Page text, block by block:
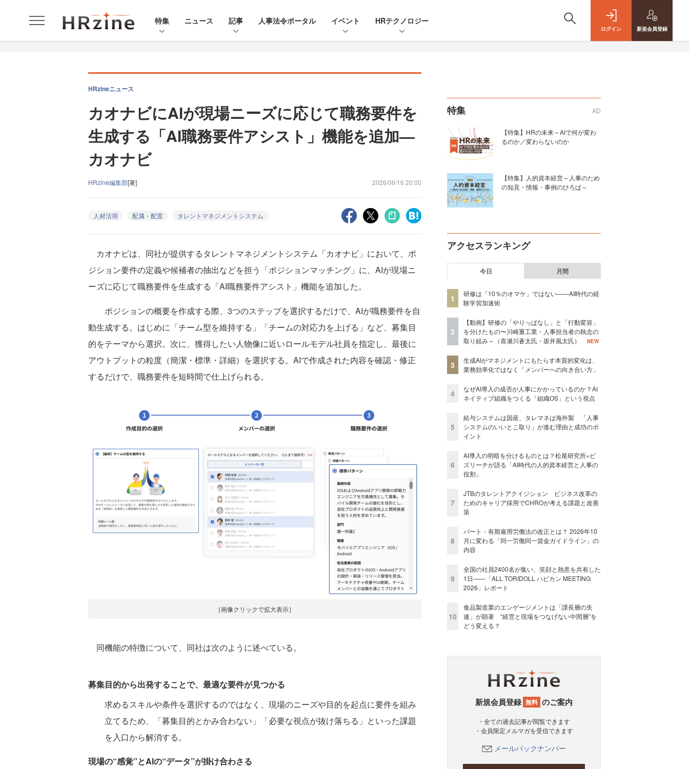
特集 ニュース 記事 人事法令ポータル イベント HRテクノロジー
ログイン 新規会員登録
HRzineニュース
カオナビにAIが現場ニーズに応じて職務要件を
生成する「AI職務要件アシスト」機能を追加—
カオナビ
HRzine編集部[著] 2026/06/16 20:00
人材活用 配属・配置 タレントマネジメントシステム
カオナビは、同社が提供するタレントマネジメントシステム「カオナビ」において、ポ
ジション要件の定義や候補者の抽出などを担う「ポジションマッチング」に、AIが現場ニ
ーズに応じて職務要件を生成する「AI職務要件アシスト」機能を追加した。
ポジションの概要を作成する際、3つのステップを選択するだけで、AIが職務要件を自
動生成する。はじめに「チーム型を維持する」「チームの対応力を上げる」など、募集目
的をテーマから選択。次に、獲得したい人物像に近いロールモデル社員を指定し、最後に
アウトプットの粒度（簡潔・標準・詳細）を選択する。AIで作成された内容を確認・修正
するだけで、職務要件を短時間で仕上げられる。
［画像クリックで拡大表示］
同機能の特徴について、同社は次のように述べている。
募集目的から出発することで、最適な要件が見つかる
求めるスキルや条件を選択するのではなく、現場のニーズや目的を起点に要件を組み
立てるため、「募集目的とかみ合わない」「必要な視点が抜け落ちる」といった課題
を入口から解消する。
現場の“感覚”とAIの“データ”が掛け合わさる
特集 AD
【特集】HRの未来～AIで何が変わ
るのか／変わらないのか
【特集】人的資本経営～人事のため
の知見・情報・事例のひろば～
アクセスランキング
今日 月間
1
研修は「10％のオマケ」ではない——AI時代の経
験学習加速術
2
【動画】研修の「やりっぱなし」と「行動変容」
を分けたもの〜川崎重工業・人事担当者の執念の
取り組み～（喜瀬川蒼太氏・坂井風太氏）
NEW
3
生成AIがマネジメントにもたらす本質的変化は、
業務効率化ではなく「メンバーへの向き合い方」
4
なぜAI導入の成否が人事にかかっているのか？AI
ネイティブ組織をつくる「組織OS」という視点
5
給与システムは国産、タレマネは海外製 「人事
システムのいいとこ取り」が進む理由と成功のポ
イント
6
AI導入の明暗を分けるものとは？松尾研究所×ビ
ズリーチが語る「AI時代の人的資本経営と人事の
役割」
7
JTBのタレントアクイジション ビジネス改革の
ためのキャリア採用でCHROが考える課題と改善
策
8
パート・有期雇用労働法の改正とは？ 2026年10
月に変わる「同一労働同一賃金ガイドライン」の
内容
9
全国の社員2400名が集い、笑顔と熱意を共有した
1日――「ALL TORIDOLL ハピカン MEETING
2026」レポート
10
食品製造業のエンゲージメントは「課長層の失
速」が顕著 “経営と現場をつなげない中間層”を
どう変える？
新規会員登録 無料 のご案内
・全ての過去記事が閲覧できます
・会員限定メルマガを受信できます
メールバックナンバー